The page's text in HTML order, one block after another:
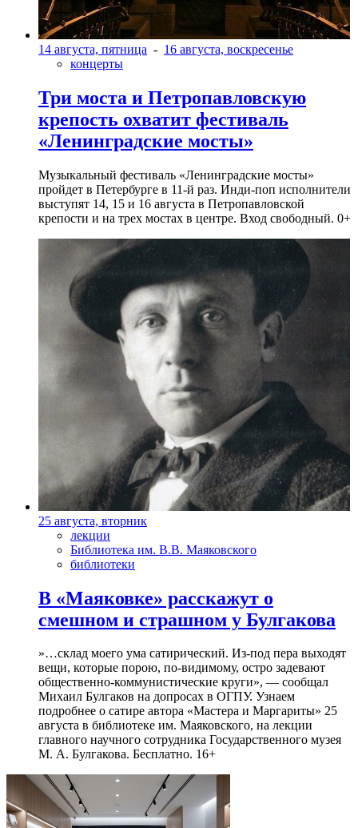
14 августа, пятница - 16 августа, воскресенье
концерты
Три моста и Петропавловскую
крепость охватит фестиваль
«Ленинградские мосты»
Музыкальный фестиваль «Ленинградские мосты»
пройдет в Петербурге в 11-й раз. Инди-поп исполнители
выступят 14, 15 и 16 августа в Петропавловской
крепости и на трех мостах в центре. Вход свободный. 0+
25 августа, вторник
лекции
Библиотека им. В.В. Маяковского
библиотеки
В «Маяковке» расскажут о
смешном и страшном у Булгакова
»…склад моего ума сатирический. Из-под пера выходят
вещи, которые порою, по-видимому, остро задевают
общественно-коммунистические круги», — сообщал
Михаил Булгаков на допросах в ОГПУ. Узнаем
подробнее о сатире автора «Мастера и Маргариты» 25
августа в библиотеке им. Маяковского, на лекции
главного научного сотрудника Государственного музея
М. А. Булгакова. Бесплатно. 16+